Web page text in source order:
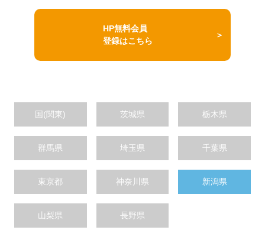
HP無料会員
登録はこちら
国(関東) 茨城県 栃木県
群馬県 埼玉県 千葉県
東京都 神奈川県 新潟県
山梨県 長野県